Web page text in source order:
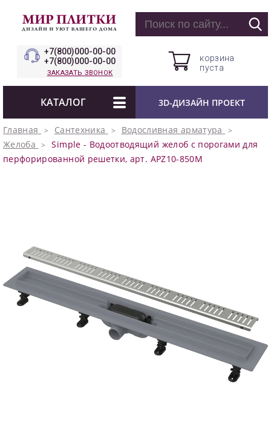
+7(800)000-00-00
+7(800)000-00-00
ЗАКАЗАТЬ ЗВОНОК
корзина
пуста
КАТАЛОГ 3D-ДИЗАЙН ПРОЕКТ
Главная Сантехника
Водосливная арматура
Желоба
Simple - Водоотводящий желоб с порогами для
перфорированной решетки, арт. APZ10-850M